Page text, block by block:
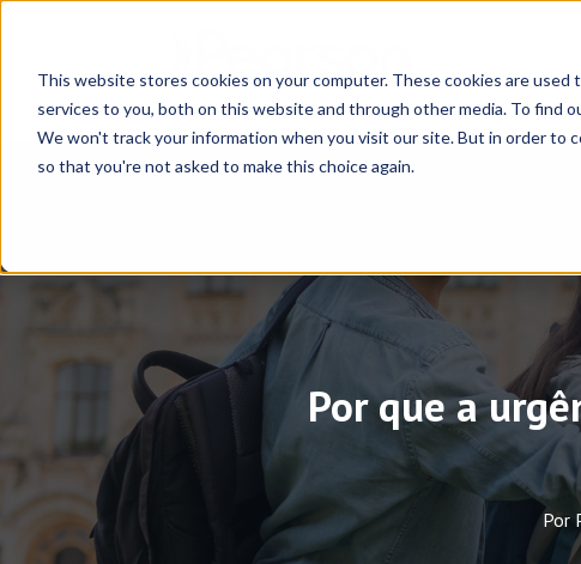
This website stores cookies on your computer. These cookies are
services to you, both on this website and through other media. To find
We won't track your information when you visit our site. But in order to
so that you're not asked to make this choice again.
Por que a
Por